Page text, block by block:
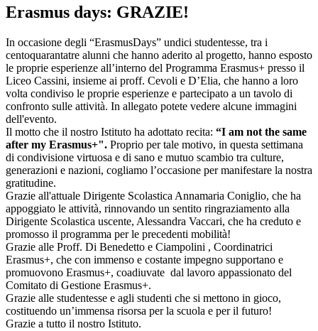
Erasmus days: GRAZIE!
In occasione degli “ErasmusDays” undici studentesse, tra i
centoquarantatre alunni che hanno aderito al progetto, hanno esposto
le proprie esperienze all’interno del Programma Erasmus+ presso il
Liceo Cassini, insieme ai proff. Cevoli e D’Elia, che hanno a loro
volta condiviso le proprie esperienze e partecipato a un tavolo di
confronto sulle attività. In allegato potete vedere alcune immagini
dell'evento.
Il motto che il nostro Istituto ha adottato recita: “I am not the same
after my Erasmus+". Proprio per tale motivo, in questa settimana
di condivisione virtuosa e di sano e mutuo scambio tra culture,
generazioni e nazioni, cogliamo l’occasione per manifestare la nostra
gratitudine.
Grazie all'attuale Dirigente Scolastica Annamaria Coniglio, che ha
appoggiato le attività, rinnovando un sentito ringraziamento alla
Dirigente Scolastica uscente, Alessandra Vaccari, che ha creduto e
promosso il programma per le precedenti mobilità!
Grazie alle Proff. Di Benedetto e Ciampolini , Coordinatrici
Erasmus+, che con immenso e costante impegno supportano e
promuovono Erasmus+, coadiuvate dal lavoro appassionato del
Comitato di Gestione Erasmus+.
Grazie alle studentesse e agli studenti che si mettono in gioco,
costituendo un’immensa risorsa per la scuola e per il futuro!
Grazie a tutto il nostro Istituto.